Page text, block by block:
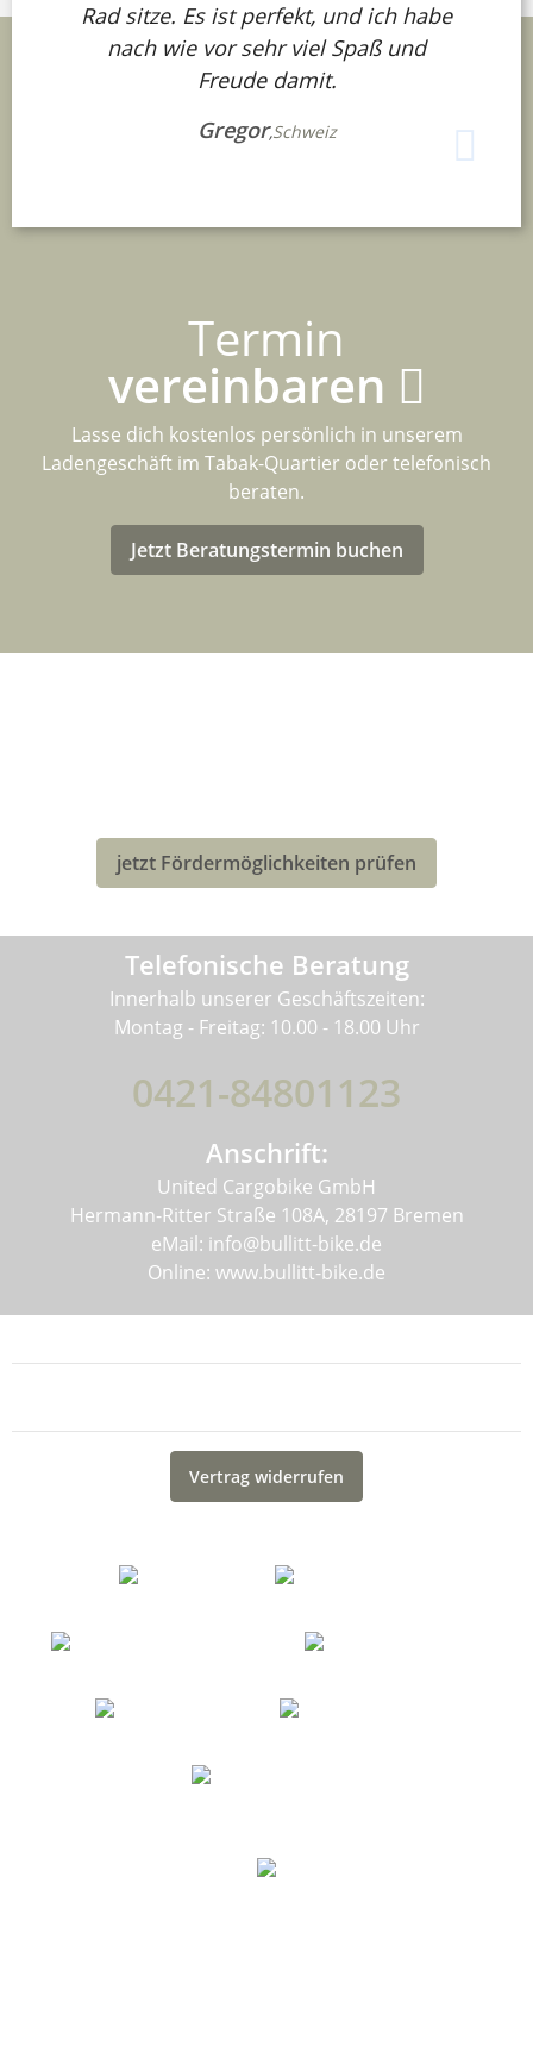
Rad sitze. Es ist perfekt, und ich habe
nach wie vor sehr viel Spaß und
Freude damit.
Gregor,Schweiz
Termin
vereinbaren
Lasse dich kostenlos persönlich in unserem
Ladengeschäft im Tabak-Quartier oder telefonisch
beraten.
Jetzt Beratungstermin buchen
jetzt Fördermöglichkeiten prüfen
Telefonische Beratung
Innerhalb unserer Geschäftszeiten:
Montag - Freitag: 10.00 - 18.00 Uhr
0421-84801123
Anschrift:
United Cargobike GmbH
Hermann-Ritter Straße 108A, 28197 Bremen
eMail: info@bullitt-bike.de
Online: www.bullitt-bike.de
Vertrag widerrufen